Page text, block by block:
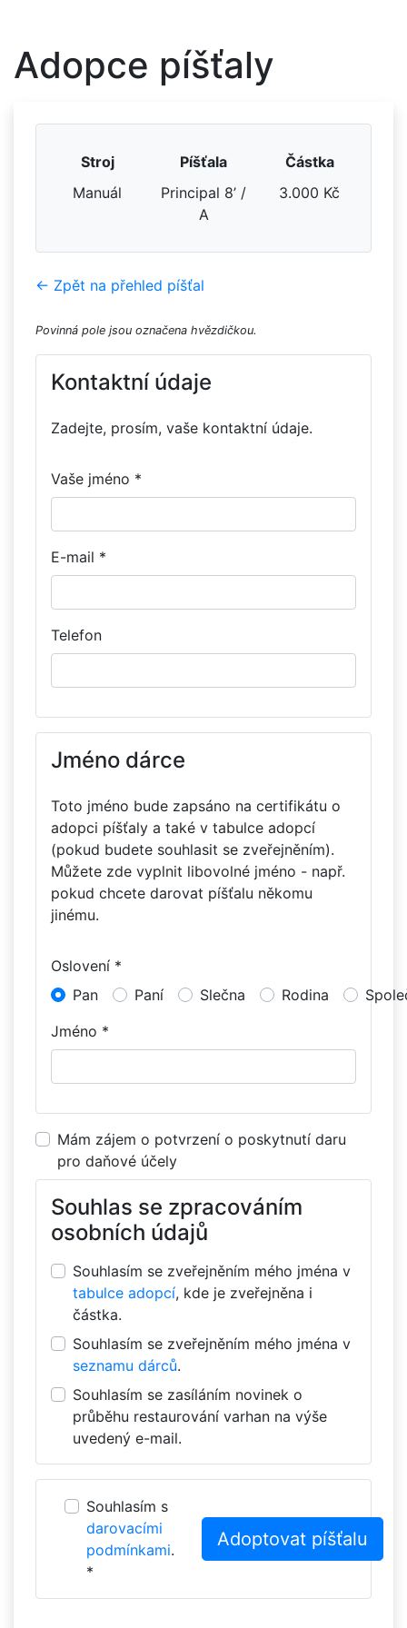
Adopce píšťaly
Stroj Píšťala
Částka
Manuál
Principal 8’ /
A
3.000 Kč
← Zpět na přehled píšťal
Povinná pole jsou označena hvězdičkou.
Kontaktní údaje
Zadejte, prosím, vaše kontaktní údaje.
Vaše jméno *
E-mail *
Telefon
Jméno dárce
Toto jméno bude zapsáno na certifikátu o
adopci píšťaly a také v tabulce adopcí
(pokud budete souhlasit se zveřejněním).
Můžete zde vyplnit libovolné jméno - např.
pokud chcete darovat píšťalu někomu
jinému.
Oslovení *
Pan
Paní Slečna Rodina
Jméno *
Mám zájem o potvrzení o poskytnutí daru
pro daňové účely
Souhlas se zpracováním
osobních údajů
Souhlasím se zveřejněním mého jména v
tabulce adopcí, kde je zveřejněna i
částka.
Souhlasím se zveřejněním mého jména v
seznamu dárců.
Souhlasím se zasíláním novinek o
průběhu restaurování varhan na výše
uvedený e-mail.
Souhlasím s
darovacími
podmínkami.
*